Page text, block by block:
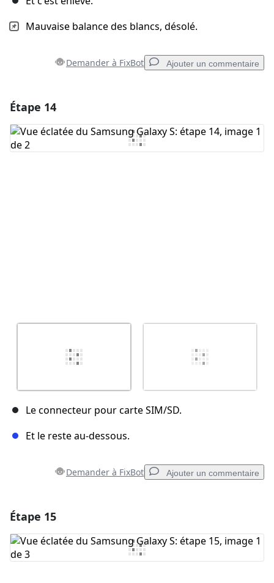
Mauvaise balance des blancs, désolé.
Demander à FixBot Ajouter un commentaire
Ajouter un commentaire
Étape 14
Le connecteur pour carte SIM/SD.
Et le reste au-dessous.
Demander à FixBot Ajouter un commentaire
Ajouter un commentaire
Étape 15